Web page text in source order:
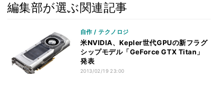
編集部が選ぶ関連記事
自作 / テクノロジ
米NVIDIA、Kepler世代GPUの新フラグ
シップモデル「GeForce GTX Titan」
発表
2013/02/19 23:00